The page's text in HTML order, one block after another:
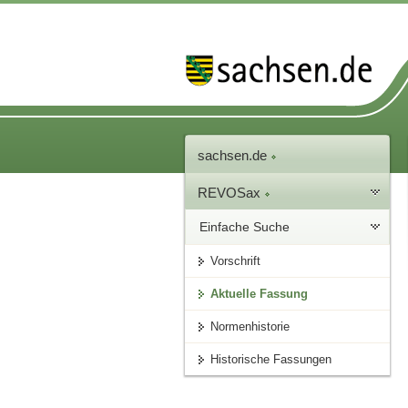
sachsen.de
REVOSax
Einfache Suche
Vorschrift
Aktuelle Fassung
Normenhistorie
Historische Fassungen